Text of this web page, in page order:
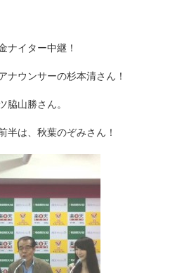
ナイター中継！
ナウンサーの杉本清さん！
脇山勝さん。
半は、秋葉のぞみさん！